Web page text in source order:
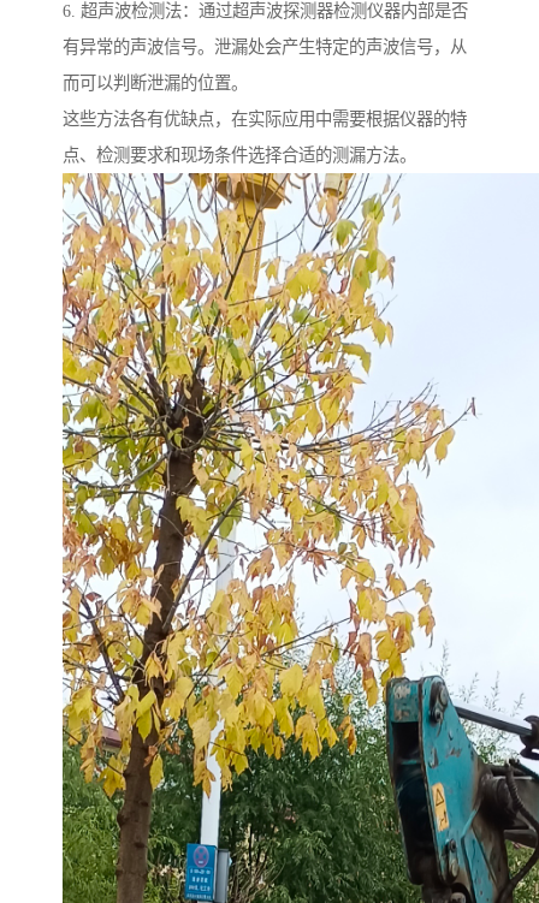
6. 超声波检测法：通过超声波探测器检测仪器内部是否
有异常的声波信号。泄漏处会产生特定的声波信号，从
而可以判断泄漏的位置。
这些方法各有优缺点，在实际应用中需要根据仪器的特
点、检测要求和现场条件选择合适的测漏方法。